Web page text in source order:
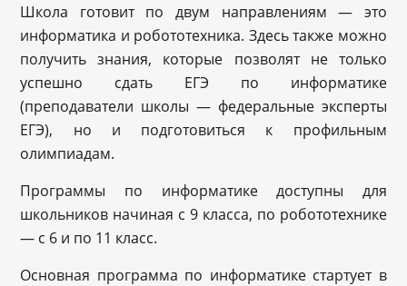
Школа готовит по двум направлениям — это
информатика и робототехника. Здесь также можно
получить знания, которые позволят не только
успешно сдать ЕГЭ по информатике
(преподаватели школы — федеральные эксперты
ЕГЭ), но и подготовиться к профильным
олимпиадам.
Программы по информатике доступны для
школьников начиная с 9 класса, по робототехнике
— с 6 и по 11 класс.
Основная программа по информатике стартует в